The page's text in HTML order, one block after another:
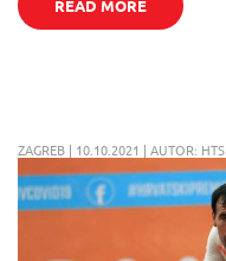
READ MORE
ZAGREB | 10.10.2021 | AUTOR: HTS